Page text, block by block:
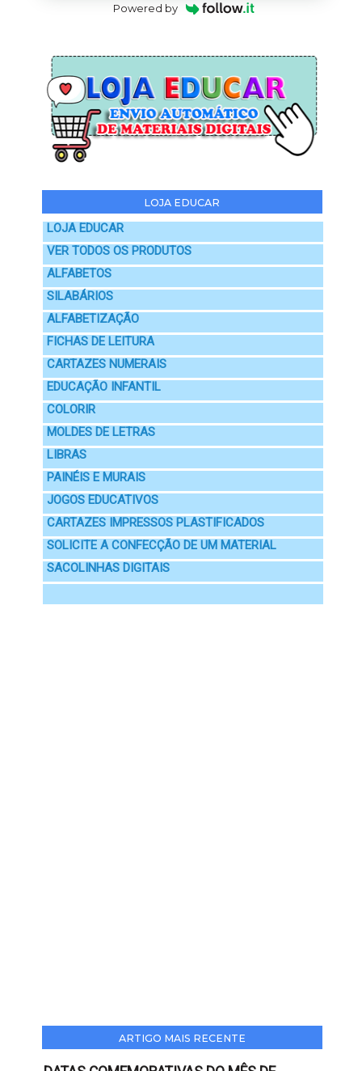
Powered by
LOJA EDUCAR
LOJA EDUCAR
VER TODOS OS PRODUTOS
ALFABETOS
SILABÁRIOS
ALFABETIZAÇÃO
FICHAS DE LEITURA
CARTAZES NUMERAIS
EDUCAÇÃO INFANTIL
COLORIR
MOLDES DE LETRAS
LIBRAS
PAINÉIS E MURAIS
JOGOS EDUCATIVOS
CARTAZES IMPRESSOS PLASTIFICADOS
SOLICITE A CONFECÇÃO DE UM MATERIAL
SACOLINHAS DIGITAIS
ARTIGO MAIS RECENTE